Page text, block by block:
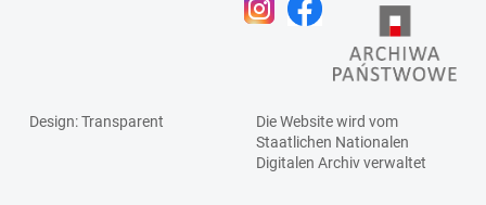
Design: Transparent
Die Website wird vom
Staatlichen Nationalen
Digitalen Archivverwaltet